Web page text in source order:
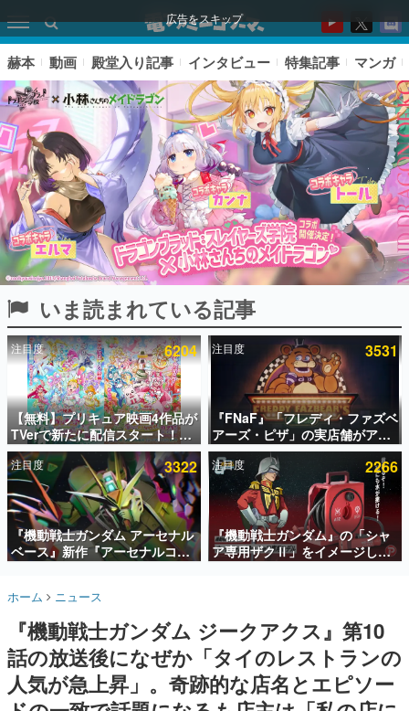
広告をスキップ
ピックアップ
電ファミのいま読まれている記事ランキング
アプリセール情報
インタビュー
連載・特集一覧
殿堂入り記事
SNS拡散数が数千以上！ ページビュー数万以上！ などな
ど。多くの人々に読まれた、電ファミ渾身の“殿堂入り”記
事をまとめました。
名作ゲームクリエイターの方々に製作時のエピソードをお
きます。
赫本
この物語を解いてはいけない。『赫本』は、〈試験問題〉
の形をした短編ホラー小説集です。
赫本 動画 殿堂入り記事 インタビュー 特集記事 マンガ
いま読まれている記事
注目度 6204
【無料】プリキュア映画4作品が
TVerで新たに配信スタート！な
んと2018年～2024年の映画ほぼ
すべてが見放題に、ぶっちゃけ
ありえないラインナップ
注目度 3531
『FNaF』「フレディ・ファズベ
アーズ・ピザ」の実店舗がアメ
リカの商業施設「American
Dream」に2027年オープン！
ScottGamesとの共同開発、食
事だけでなくステージショーや
没入型のホラー体験も楽しめる
注目度 3322
『機動戦士ガンダム アーセナル
ベース』新作『アーセナルコマ
ンダー』発表！8月28日からオ
年2月下旬に稼働予定
注目度 2266
『機動戦士ガンダム』の「シャ
ア専用ザクⅡ」をイメージした
散水ホースリールが予約開始。
ホーム ニュース
『機動戦士ガンダム ジークアクス』第10
話の放送後になぜか「タイのレストランの
人気が急上昇」。奇跡的な店名とエピソー